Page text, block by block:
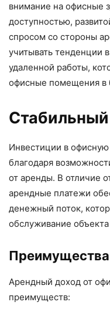
внимание на офисные
доступностью,
спросом со стороны
учитывать тенденции
удаленной работы,
офисные помещения в
Инвестиции в
благодаря
от аренды. В отличие
арендные платежи
денежный поток,
обслуживание
Арендный доход от
преимуществ: